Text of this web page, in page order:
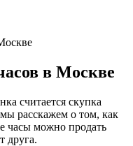
в Москве
считается скупка
расскажем о том, как
часы можно продать
друга.